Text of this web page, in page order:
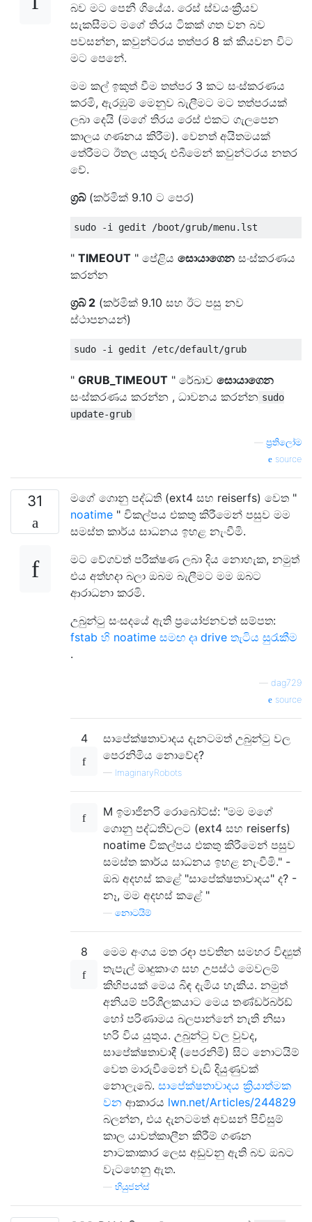
බව මට පෙනී ගියේය. රෙස් ස්වයංක්‍රීයව
සැකසීමට මගේ තිරය ටිකක් ගත වන බව
පවසන්න, කවුන්ටරය තත්පර 8 ක් කියවන විට
මට පෙනේ.
මම කල් ඉකුත් වීම තත්පර 3 කට සංස්කරණය
කරමි, ඇරඹුම් මෙනුව බැලීමට මට තත්පරයක්
ලබා දෙයි (මගේ තිරය රෙස් එකට ගැලපෙන
කාලය ගණනය කිරීම). වෙනත් අයිතමයක්
තේරීමට ඊතල යතුරු එබීමෙන් කවුන්ටරය නතර
වේ.
ග්‍රබ්(කර්මික් 9.10 ට පෙර)
" TIMEOUT " පේළිය සොයාගෙන සංස්කරණය
කරන්න
ග්‍රබ් 2 (කර්මික් 9.10 සහ ඊට පසු නව
ස්ථාපනයන්)
" GRUB_TIMEOUT " රේඛාව සොයාගෙන
සංස්කරණය කරන්න , ධාවනය කරන්න sudo
update-grub
ප්‍රතිලෝම
source
31
මගේ ගොනු පද්ධති (ext4 සහ reiserfs) වෙත "
noatime " විකල්පය එකතු කිරීමෙන් පසුව මම
සමස්ත කාර්ය සාධනය ඉහළ නැංවීමි.
මට වේගවත් පරීක්ෂණ ලබා දිය නොහැක, නමුත්
එය අත්හදා බලා ඔබම බැලීමට මම ඔබට
ආරාධනා කරමි.
උබුන්ටු සංසදයේ ඇති ප්‍රයෝජනවත් සම්පත:
fstab හි noatime සමඟ දෘ drive තැටිය සුරැකීම
.
dag729
source
4
සාපේක්ෂතාවාදය දැනටමත් උබුන්ටු වල
පෙරනිමිය නොවේද?
— ImaginaryRobots
M ඉමාජිනරි රොබෝට්ස්: "මම මගේ
ගොනු පද්ධතිවලට (ext4 සහ reiserfs)
noatime විකල්පය එකතු කිරීමෙන් පසුව
සමස්ත කාර්ය සාධනය ඉහළ නැංවීමි." -
ඔබ අදහස් කළේ "සාපේක්ෂතාවාදය" ද? -
නෑ, මම අදහස් කළේ "
නොටයිම්
8
මෙම අංගය මත රඳා පවතින සමහර විද්‍යුත්
තැපැල් මෘදුකාංග සහ උපස්ථ මෙවලම්
කිහිපයක් මෙය බිඳ දැමිය හැකිය. නමුත්
අනියම් පරිශීලකයාට මෙය තණ්ඩර්බර්ඩ්
හෝ පරිණාමය බලපාන්නේ නැති නිසා
හරි විය යුතුය. උබුන්ටු වල වුවද,
සාපේක්ෂතාවාදී (පෙරනිමි) සිට නොටයිම්
වෙත මාරුවීමෙන් වැඩි දියුණුවක්
නොලැබේ. සාපේක්ෂතාවාදය ක්‍රියාත්මක
වන ආකාරය lwn.net/Articles/244829
බලන්න, එය දැනටමත් අවසන් පිවිසුම්
කාල යාවත්කාලීන කිරීම් ගණන
නාටකාකාර ලෙස අඩුවනු ඇති බව ඔබට
වැටහෙනු ඇත.
හියුජන්ස්